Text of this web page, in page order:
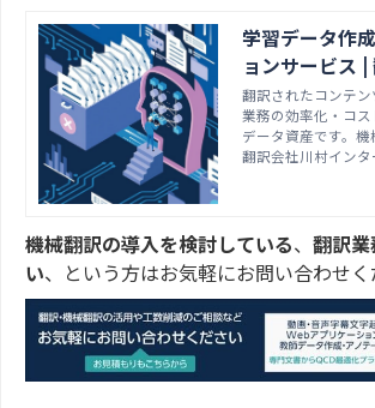
学習データ作
ョンサービス
インターナシ
翻訳されたコンテ
業務の効率化・コ
データ資産です。
訳データや、翻訳メ
ユーザーの満足度お
力の向上に大きく
積もり無料＞
翻訳会社川村イン
機械翻訳の導入を検討している、 翻訳
い、という方はお気軽にお問い合わせく